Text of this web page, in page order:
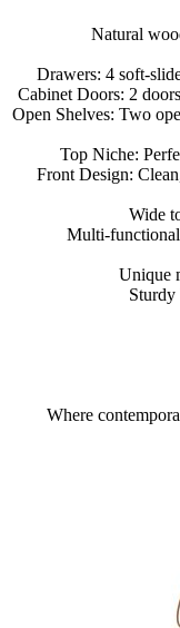
Natural
Drawers: 4 soft-
Cabinet Doors: 2
Open Shelves: Two
Top Niche:
Front Design:
Wide
Multi-
Unique
Sturdy
“Where